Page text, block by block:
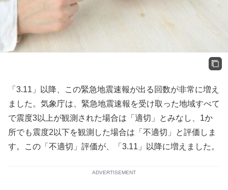
「3.11」以降、この緊急地震速報が出る回数が非常に増え
ました。気象庁は、緊急地震速報を受け取った地域すべて
で震度3以上が観測された場合は「適切」とみなし、1か
所でも震度2以下を観測した場合は「不適切」と評価しま
す。この「不適切」評価が、「3.11」以降に増えました。
ADVERTISEMENT